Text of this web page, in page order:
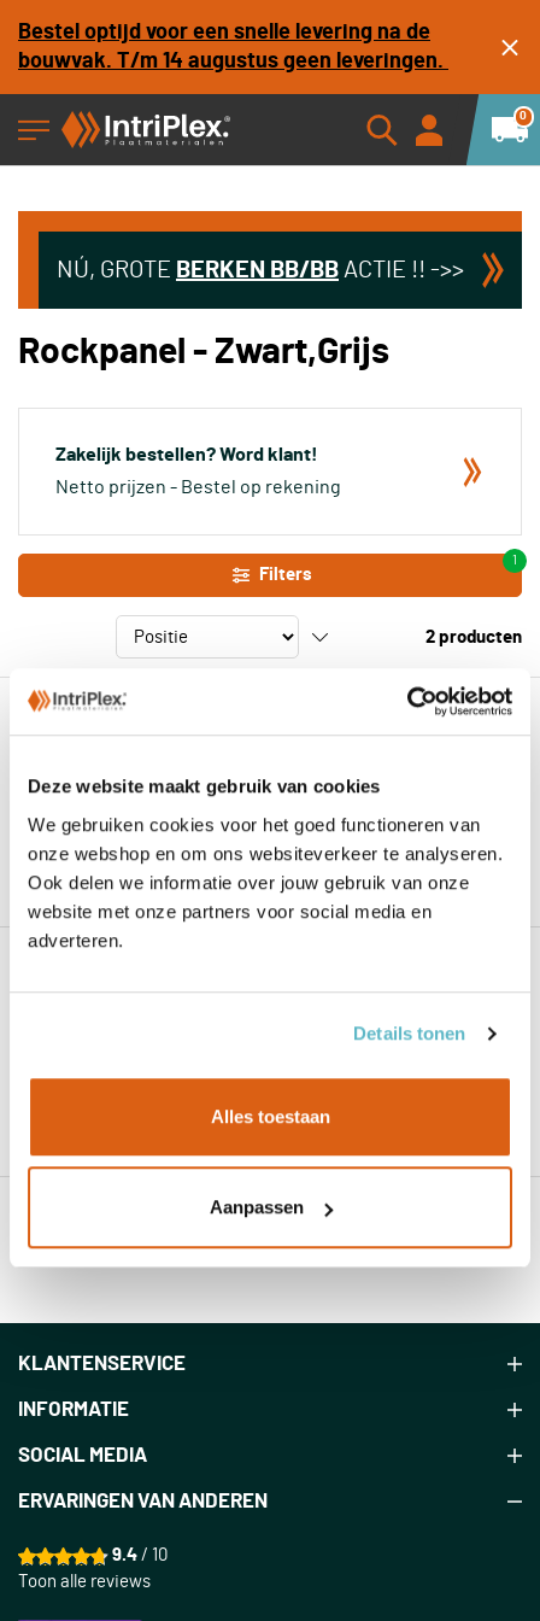
Deze website maakt gebruik van cookies
We gebruiken cookies voor het goed functioneren van
onze webshop en om ons websiteverkeer te analyseren.
Ook delen we informatie over jouw gebruik van onze
website met onze partners voor social media en
adverteren.
Details tonen
Alles toestaan
Aanpassen
Bestel optijd voor een snelle levering na de
bouwvak. T/m 14 augustus geen leveringen.
0
NÚ, GROTE BERKEN BB/BB ACTIE !! ->>
Rockpanel - Zwart,Grijs
Zakelijk bestellen? Word klant!
Netto prijzen - Bestel op rekening
Filters
1
2 producten
6mm ROCKPANEL zwartgrijs RAL 7021
305x120cm
€ 356,99
KLANTENSERVICE
INFORMATIE
SOCIAL MEDIA
ERVARINGEN VAN ANDEREN
9.4/ 10
Toon alle reviews